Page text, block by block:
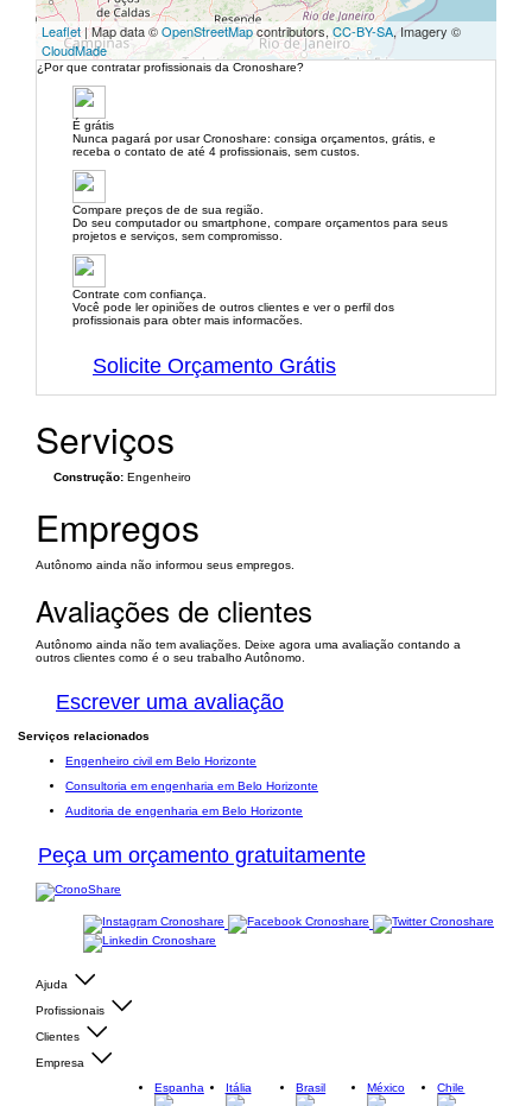
Leaflet| Map data ©OpenStreetMapcontributors, CC-BY-SA, Imagery ©
CloudMade
¿Por que contratar profissionais da Cronoshare?
É grátis
Nunca pagará por usar Cronoshare: consiga orçamentos, grátis, e
receba o contato de até 4 profissionais, sem custos.
Compare preços de de sua região.
Do seu computador ou smartphone, compare orçamentos para seus
projetos e serviços, sem compromisso.
Contrate com confiança.
Você pode ler opiniões de outros clientes e ver o perfil dos
profissionais para obter mais informacões.
Solicite Orçamento Grátis
Serviços
Construção: Engenheiro
Empregos
Autônomo ainda não informou seus empregos.
Avaliações de clientes
Autônomo ainda não tem avaliações. Deixe agora uma avaliação contando a
outros clientes como é o seu trabalho Autônomo.
Escrever uma avaliação
Serviços relacionados
Engenheiro civil em Belo Horizonte
Consultoria em engenharia em Belo Horizonte
Auditoria de engenharia em Belo Horizonte
Peça um orçamento gratuitamente
Ajuda
Profissionais
Clientes
Empresa
Espanha
Itália Brasil México Chile